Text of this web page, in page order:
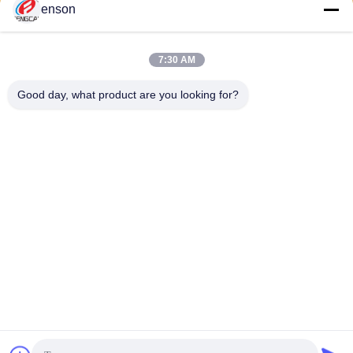
enson
7:30 AM
Good day, what product are you looking for?